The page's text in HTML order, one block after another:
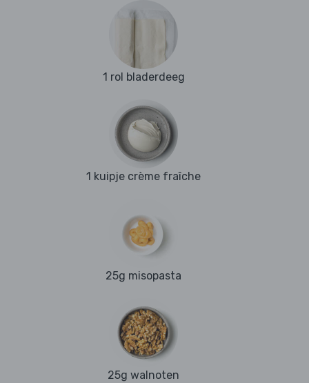
1 rol bladerdeeg
1 kuipje crème fraîche
25g misopasta
25g walnoten